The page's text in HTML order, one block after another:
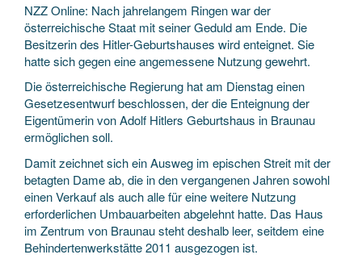
NZZ Online: Nach jahrelangem Ringen war der
österreichische Staat mit seiner Geduld am Ende. Die
Besitzerin des Hitler-Geburtshauses wird enteignet. Sie
hatte sich gegen eine angemessene Nutzung gewehrt.
Die österreichische Regierung hat am Dienstag einen
Gesetzesentwurf beschlossen, der die Enteignung der
Eigentümerin von Adolf Hitlers Geburtshaus in Braunau
ermöglichen soll.
Damit zeichnet sich ein Ausweg im epischen Streit mit der
betagten Dame ab, die in den vergangenen Jahren sowohl
einen Verkauf als auch alle für eine weitere Nutzung
erforderlichen Umbauarbeiten abgelehnt hatte. Das Haus
im Zentrum von Braunau steht deshalb leer, seitdem eine
Behindertenwerkstätte 2011 ausgezogen ist.